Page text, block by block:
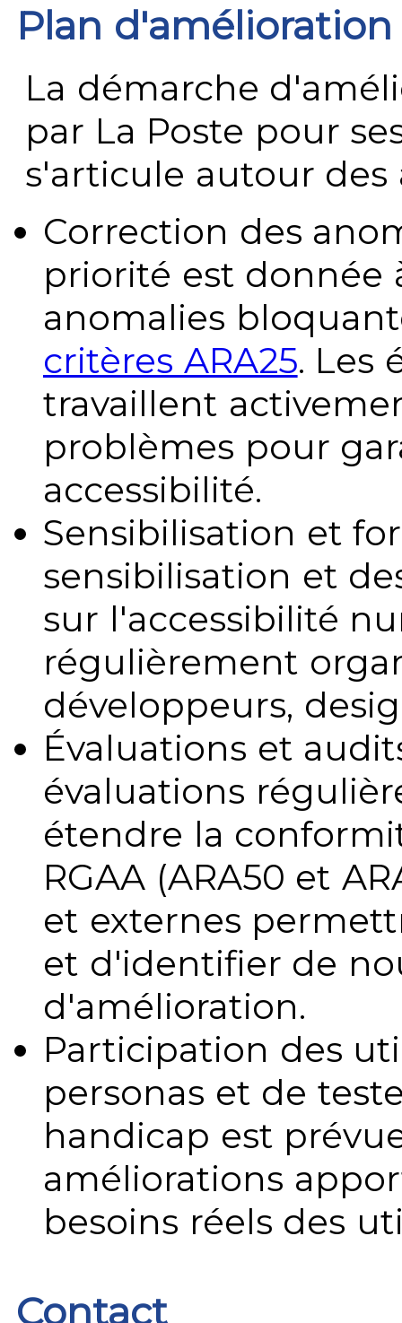
Plan
La démarche
par La Poste pour
s'articule autour des
Correction des
priorité est donnée
anomalies
critères ARA25. Les
travaillent
problèmes pour
accessibilité.
Sensibilisation et
sensibilisation et
sur l'accessibilité
régulièrement
développeurs,
Évaluations et
évaluations
étendre la
RGAA (ARA50 et
et externes
et d'identifier de
d'amélioration.
Participation des
personas et de
handicap est
améliorations
besoins réels des
Contact